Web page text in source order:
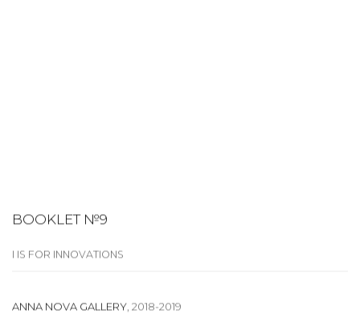
BOOKLET №9
I IS FOR INNOVATIONS
ANNA NOVA GALLERY, 2018-2019